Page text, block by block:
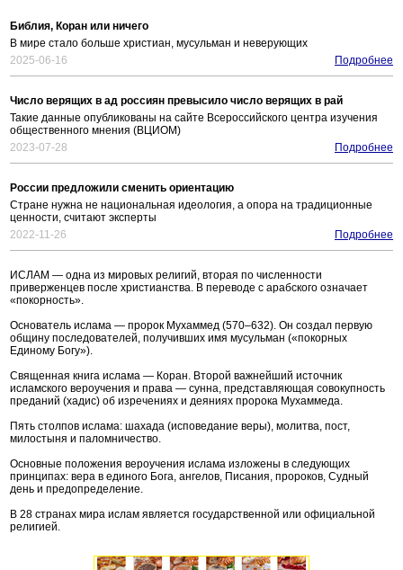
Библия, Коран или ничего
В мире стало больше христиан, мусульман и неверующих
2025-06-16
Подробнее
Число верящих в ад россиян превысило число верящих в рай
Такие данные опубликованы на сайте Всероссийского центра изучения
общественного мнения (ВЦИОМ)
2023-07-28
Подробнее
России предложили сменить ориентацию
Стране нужна не национальная идеология, а опора на традиционные
ценности, считают эксперты
2022-11-26
Подробнее
ИСЛАМ — одна из мировых религий, вторая по численности
приверженцев после христианства. В переводе с арабского означает
«покорность».
Основатель ислама — пророк Мухаммед (570–632). Он создал первую
общину последователей, получивших имя мусульман («покорных
Единому Богу»).
Священная книга ислама — Коран. Второй важнейший источник
исламского вероучения и права — сунна, представляющая совокупность
преданий (хадис) об изречениях и деяниях пророка Мухаммеда.
Пять столпов ислама: шахада (исповедание веры), молитва, пост,
милостыня и паломничество.
Основные положения вероучения ислама изложены в следующих
принципах: вера в единого Бога, ангелов, Писания, пророков, Судный
день и предопределение.
В 28 странах мира ислам является государственной или официальной
религией.